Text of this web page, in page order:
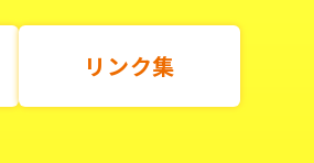
リンク集